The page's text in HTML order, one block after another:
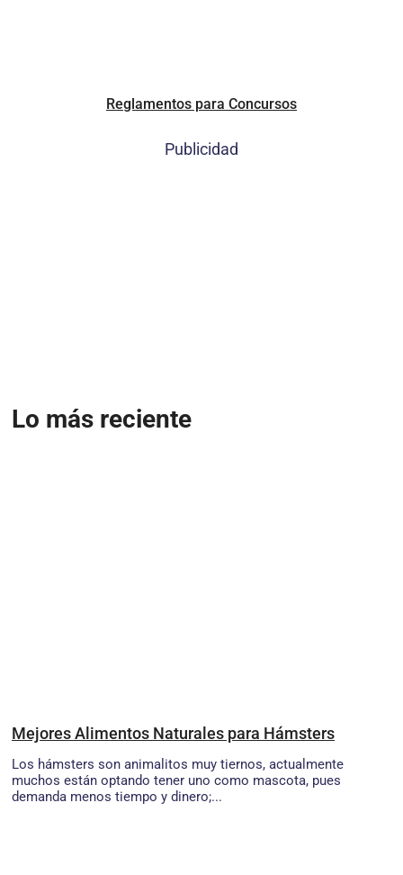
Reglamentos para Concursos
Publicidad
Lo más reciente
Mejores Alimentos Naturales para Hámsters
Los hámsters son animalitos muy tiernos, actualmente
muchos están optando tener uno como mascota, pues
demanda menos tiempo y dinero;...